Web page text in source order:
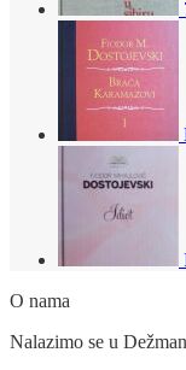
O nama
Nalazimo se u